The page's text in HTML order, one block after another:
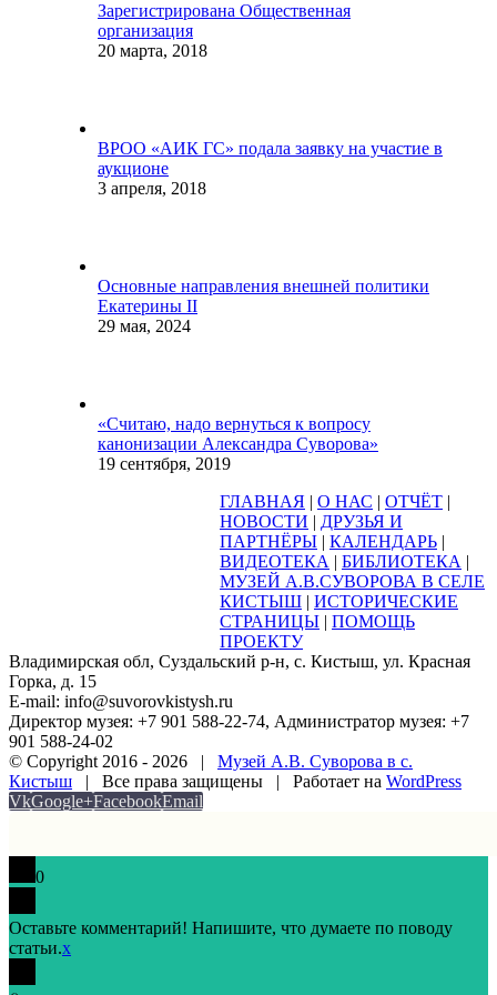
Зарегистрирована Общественная
организация
20 марта, 2018
ВРОО «АИК ГС» подала заявку на участие в
аукционе
3 апреля, 2018
Основные направления внешней политики
Екатерины II
29 мая, 2024
«Считаю, надо вернуться к вопросу
канонизации Александра Суворова»
19 сентября, 2019
ГЛАВНАЯ | О НАС | ОТЧЁТ |
НОВОСТИ | ДРУЗЬЯ И
ПАРТНЁРЫ | КАЛЕНДАРЬ |
ВИДЕОТЕКА | БИБЛИОТЕКА |
МУЗЕЙ А.В.СУВОРОВА В СЕЛЕ
КИСТЫШ | ИСТОРИЧЕСКИЕ
СТРАНИЦЫ | ПОМОЩЬ
ПРОЕКТУ
Владимирская обл, Суздальский р-н, с. Кистыш, ул. Красная
Горка, д. 15
E-mail: info@suvorovkistysh.ru
Директор музея: +7 901 588-22-74, Администратор музея: +7
901 588-24-02
© Copyright 2016 - 2026 | Музей А.В. Суворова в с.
Кистыш | Все права защищены | Работает на WordPress
VkGoogle+FacebookEmail
0
Оставьте комментарий! Напишите, что думаете по поводу
статьи.x